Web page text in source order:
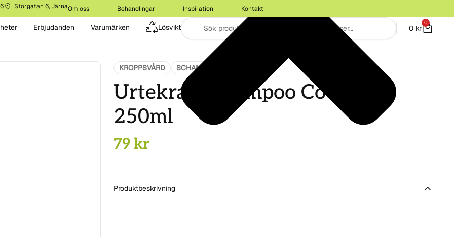
Storgatan 6, JärnaOm oss Behandlingar Inspiration Kontakt
Erbjudanden Varumärken Lösvikt 0 kr
0
KROPPSVÅRD SCHAMPO OCH BALSAM
Urtekram Shampoo Coconut
250ml
79kr
Produktbeskrivning